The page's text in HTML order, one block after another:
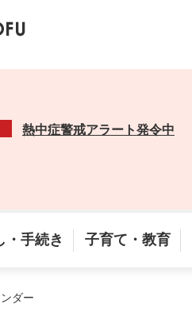
熱中症警戒アラート発令中
・手続き 子育て・教育
ダー